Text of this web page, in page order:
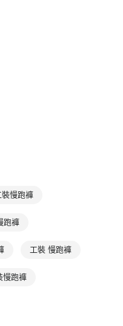
費
費
慢跑褲
跑褲
工裝 慢跑褲
慢跑褲